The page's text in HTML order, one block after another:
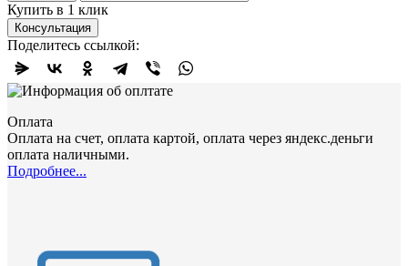
Купить в 1 клик
Консультация
Поделитесь ссылкой:
Оплата
Оплата на счет, оплата картой, оплата через яндекс.деньги
оплата наличными.
Подробнее...